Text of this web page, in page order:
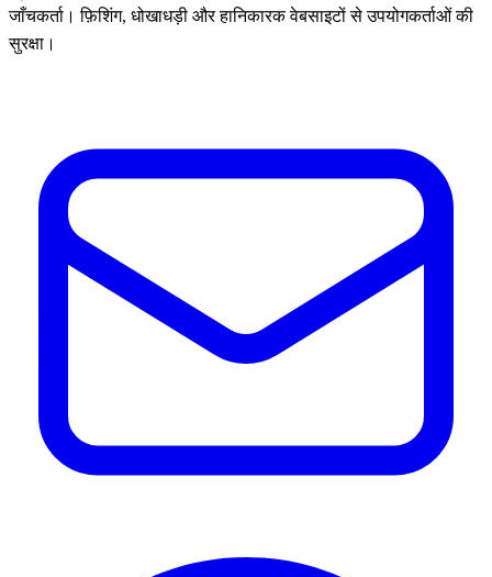
जाँचकर्ता। फ़िशिंग, धोखाधड़ी और हानिकारक वेबसाइटों से उपयोगकर्ताओं की
सुरक्षा।